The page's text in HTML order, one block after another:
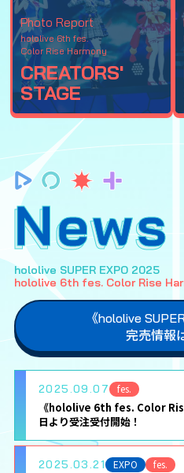
Photo Report
hololive 6th fes.
Color Rise Harmony
CREATORS'
STAGE
News
hololive SUPER EXPO 2025
hololive 6th fes. Color Rise
《hololive
完売情報
2025.09.07 fes.
《hololive 6th fes. Color
日より受注受付開始！
2025.03.21 EXPO fes.